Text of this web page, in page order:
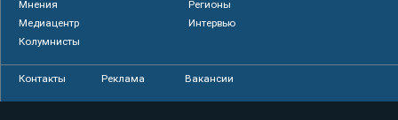
Мнения
Регионы
Медиацентр
Интервью
Колумнисты
Контакты Реклама Вакансии